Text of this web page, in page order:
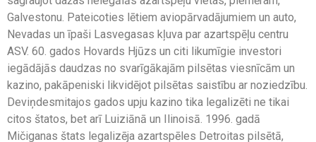
Galvestonu. Pateicoties lētiem aviopārvadājumiem un auto,
Nevadas un īpaši Lasvegasas kļuva par azartspēļu centru
ASV. 60. gados Hovards Hjūzs un citi likumīgie investori
iegādājās daudzas no svarīgākajām pilsētas viesnīcām un
kazino, pakāpeniski likvidējot pilsētas saistību ar noziedzību.
Deviņdesmitajos gados upju kazino tika legalizēti ne tikai
citos štatos, bet arī Luiziānā un Ilinoisā. 1996. gadā
Mičiganas štats legalizēja azartspēles Detroitas pilsētā,